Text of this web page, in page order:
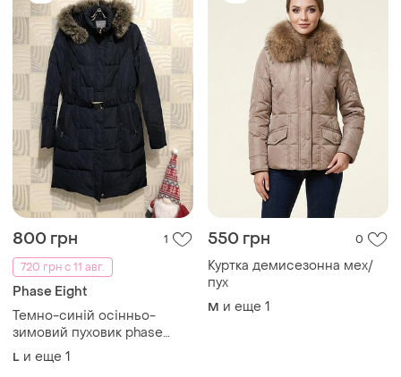
800 грн
1
720 грн с 11 авг.
Phase Eight
Темно-синій осінньо-
зимовий пуховик phase
eight (розмір 14 / xl) з
поясом
L и еще 1
550 грн 0
Куртка демисезонна мех/
пух
M и еще 1